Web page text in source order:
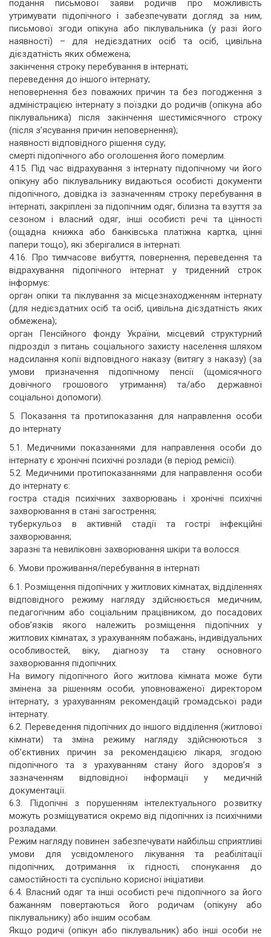
подання письмової заяви родичів про можливість
утримувати підопічного і забезпечувати догляд за ним,
письмової згоди опікуна або піклувальника (у разі його
наявності) – для недієздатних осіб та осіб, цивільна
дієздатність яких обмежена;
закінчення строку перебування в інтернаті;
переведення до іншого інтернату;
неповернення без поважних причин та без погодження з
адміністрацією інтернату з поїздки до родичів (опікуна або
піклувальника) після закінчення шестимісячного строку
(після з’ясування причин неповернення);
наявності відповідного рішення суду;
смерті підопічного або оголошення його померлим.
4.15. Під час відрахування з інтернату підопічному чи його
опікуну або піклувальнику видаються особисті документи
підопічного, довідка із зазначенням строку перебування в
інтернаті, закріплені за підопічним одяг, білизна та взуття за
сезоном і власний одяг, інші особисті речі та цінності
(ощадна книжка або банківська платіжна картка, цінні
папери тощо), які зберігалися в інтернаті.
4.16. Про тимчасове вибуття, повернення, переведення та
відрахування підопічного інтернат у триденний строк
інформує:
орган опіки та піклування за місцезнаходженням інтернату
(для недієздатних осіб та осіб, цивільна дієздатність яких
обмежена);
орган Пенсійного фонду України, місцевий структурний
підрозділ з питань соціального захисту населення шляхом
надсилання копії відповідного наказу (витягу з наказу) (за
умови призначення підопічному пенсії (щомісячного
довічного грошового утримання) та/або державної
соціальної допомоги).
5. Показання та протипоказання для направлення особи
до інтернату
5.1. Медичними показаннями для направлення особи до
інтернату є хронічні психічні розлади (в період ремісії).
5.2. Медичними протипоказаннями для направлення особи
до інтернату є:
гостра стадія психічних захворювань і хронічні психічні
захворювання в стані загострення;
туберкульоз в активній стадії та гострі інфекційні
захворювання;
заразні та невиліковні захворювання шкіри та волосся.
6. Умови проживання/перебування в інтернаті
6.1. Розміщення підопічних у житлових кімнатах, відділеннях
відповідного режиму нагляду здійснюється медичним,
педагогічним або соціальним працівником, до посадових
обов’язків якого належить розміщення підопічних у
житлових кімнатах, з урахуванням побажань, індивідуальних
особливостей, віку, діагнозу та стану основного
захворювання підопічних.
На вимогу підопічного його житлова кімната може бути
змінена за рішенням особи, уповноваженої директором
інтернату, з урахуванням рекомендацій громадської ради
інтернату.
6.2. Переведення підопічних до іншого відділення (житлової
кімнати) та зміна режиму нагляду здійснюються з
об’єктивних причин за рекомендацією лікаря, згодою
підопічного та з урахуванням стану його здоров’я з
зазначенням відповідної інформації у медичній
документації.
6.3. Підопічні з порушенням інтелектуального розвитку
можуть розміщуватися окремо від підопічних із психічними
розладами.
Режим нагляду повинен забезпечувати найбільш сприятливі
умови для усвідомленого лікування та реабілітації
підопічних, дотримання їх гідності, спонукання до
самостійності та суспільно корисної ініціативи.
6.4. Власний одяг та інші особисті речі підопічного за його
бажанням повертаються його родичам (опікуну або
піклувальнику) або іншим особам.
Якщо родичі (опікун або піклувальник) або інші особи не